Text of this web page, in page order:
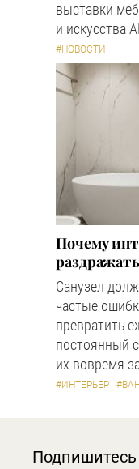
выставки
и искусства
#НОВОСТИ
Почему
Санузел
частые
превратить
постоянный
их вовремя
#ИНТЕРЬЕР